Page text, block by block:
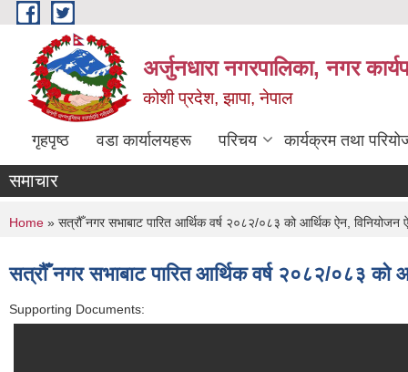
Skip to main content
अर्जुनधारा नगरपालिका, नगर
कोशी प्रदेश, झापा, नेपाल
गृहपृष्ठ वडा कार्यालयहरू परिचय कार्यक्रम तथा
समाचार
You are here
Home » सत्रौँ नगर सभाबाट पारित आर्थिक वर्ष २०८२/०८३ को आर्थिक ऐन, विनियोजन
सत्रौँ नगर सभाबाट पारित आर्थिक वर्ष २०८२/०८३ को
Supporting Documents: